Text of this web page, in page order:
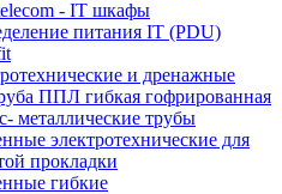
- IT шкафы
питания IT (PDU)
и дренажные
ППЛ гибкая гофрированная
металлические трубы
электротехнические для
прокладки
гибкие